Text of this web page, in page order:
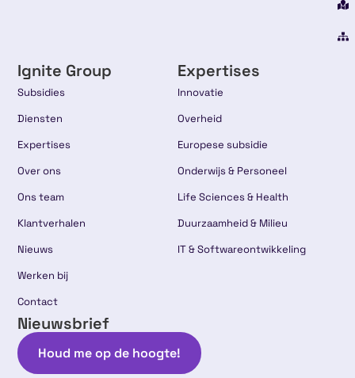
Ignite Group
Subsidies
Diensten
Expertises
Over ons
Ons team
Klantverhalen
Nieuws
Werken bij
Contact
Expertises
Innovatie
Overheid
Europese subsidie
Onderwijs & Personeel
Life Sciences & Health
Duurzaamheid & Milieu
IT & Softwareontwikkeling
Nieuwsbrief
Houd me op de hoogte!